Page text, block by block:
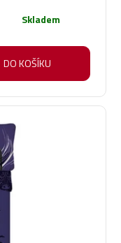
Skladem
DO KOŠÍKU